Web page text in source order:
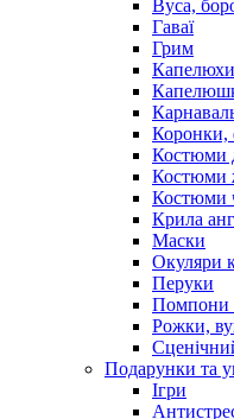
Вуса,
Гаваї
Грим
Капелюхи
Коронки,
Костюми
Костюми
Костюми
Крила
Маски
Окуляри
Перуки
Помпони
Рожки,
Подарунки та
Ігри